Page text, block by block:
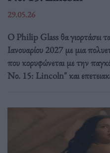
29.05.26
Ο Philip Glass θα γιορτάσει
Ιανουαρίου 2027 με μια
που κορυφώνεται με την
Νο. 15: Lincoln" και